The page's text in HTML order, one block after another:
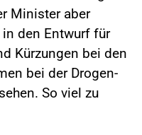
Minister aber
den Entwurf für
Kürzungen bei den
bei der Drogen-
So viel zu